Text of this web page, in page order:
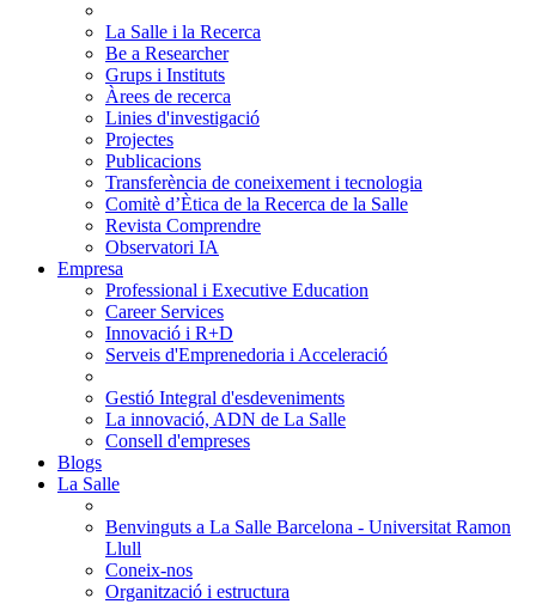
La Salle i la Recerca
Be a Researcher
Grups i Instituts
Àrees de recerca
Linies d'investigació
Projectes
Publicacions
Transferència de coneixement i tecnologia
Comitè d’Ètica de la Recerca de la Salle
Revista Comprendre
Observatori IA
Empresa
Professional i Executive Education
Career Services
Innovació i R+D
Serveis d'Emprenedoria i Acceleració
Gestió Integral d'esdeveniments
La innovació, ADN de La Salle
Consell d'empreses
Blogs
La Salle
Benvinguts a La Salle Barcelona - Universitat Ramon
Llull
Coneix-nos
Organització i estructura